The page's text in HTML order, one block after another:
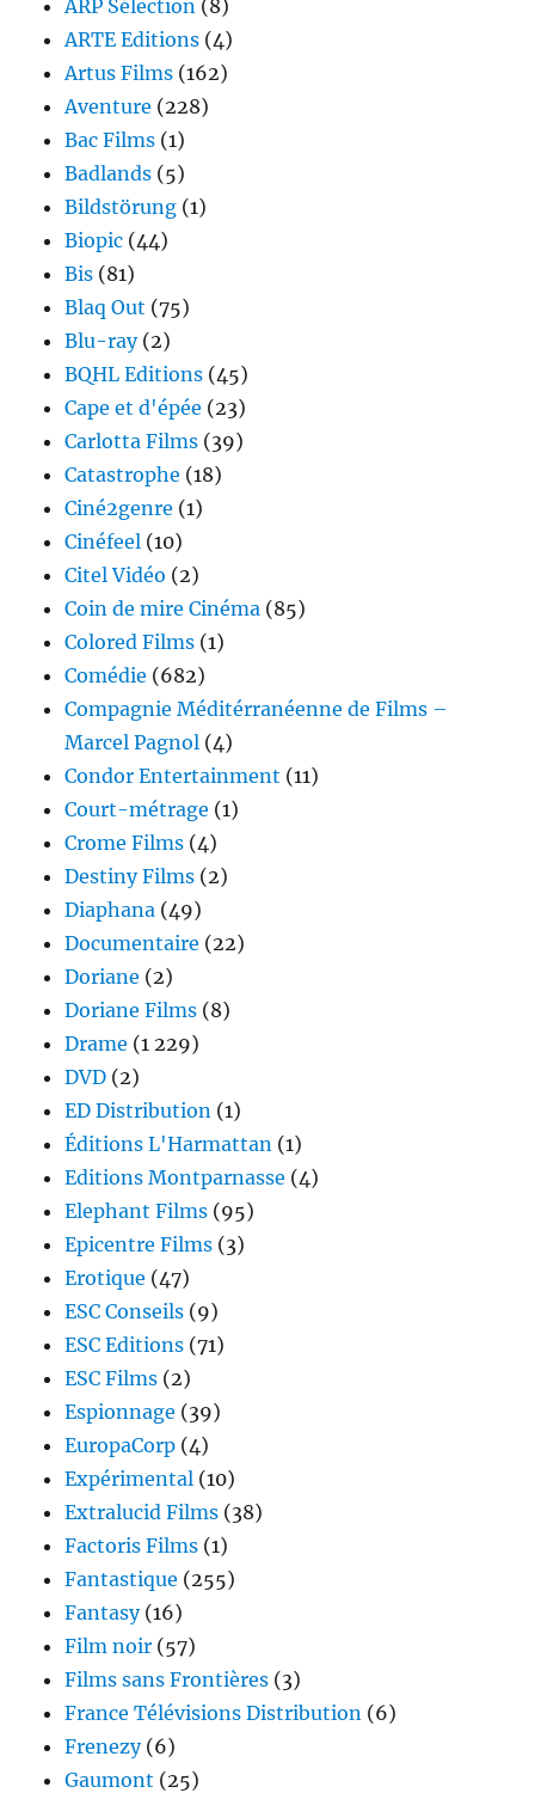
ARP Sélection (8)
ARTE Editions (4)
Artus Films (162)
Aventure (228)
Bac Films (1)
Badlands (5)
Bildstörung (1)
Biopic (44)
Bis (81)
Blaq Out (75)
Blu-ray(2)
BQHL Editions (45)
Cape et d'épée (23)
Carlotta Films (39)
Catastrophe (18)
Ciné2genre (1)
Cinéfeel (10)
Citel Vidéo (2)
Coin de mire Cinéma (85)
Colored Films (1)
Comédie (682)
Compagnie Méditérranéenne de Films –
Marcel Pagnol (4)
Condor Entertainment (11)
Court-métrage (1)
Crome Films (4)
Destiny Films (2)
Diaphana (49)
Documentaire (22)
Doriane (2)
Doriane Films (8)
Drame (1 229)
DVD (2)
ED Distribution (1)
Éditions L'Harmattan (1)
Editions Montparnasse (4)
Elephant Films (95)
Epicentre Films (3)
Erotique (47)
ESC Conseils (9)
ESC Editions (71)
ESC Films (2)
Espionnage (39)
EuropaCorp (4)
Expérimental (10)
Extralucid Films (38)
Factoris Films (1)
Fantastique (255)
Fantasy(16)
Film noir (57)
Films sans Frontières (3)
France Télévisions Distribution (6)
Frenezy(6)
Gaumont (25)